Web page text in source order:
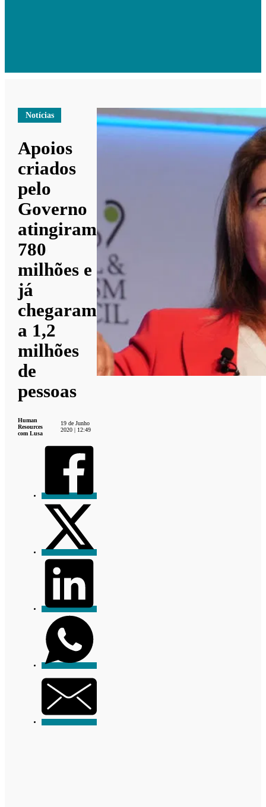
Notícias
Apoios
criados
pelo
Governo
atingiram
780
milhões e
já
chegaram
a 1,2
milhões
de
pessoas
Human
Resources
com Lusa
19 de Junho
2020 | 12:49